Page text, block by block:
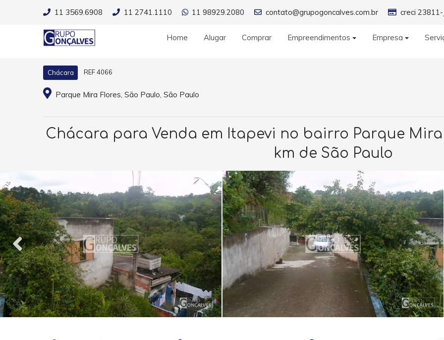
11 3569.6908 11 2741.1110 11 98929.2080 contato@grupogoncalves.com.br creci 23811-
Home Alugar Comprar Empreendimentos Empresa
Chácara REF 4066
Parque Mira Flores, São Paulo, São Paulo
Chácara para Venda em Itapevi no bairro Parque Mira
km de São Paulo